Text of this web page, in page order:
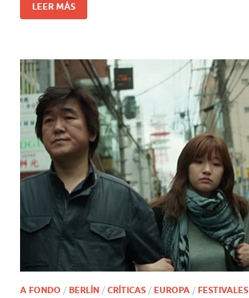
LEER MÁS
A FONDO / BERLÍN / CRÍTICAS / EUROPA / FESTIVALES